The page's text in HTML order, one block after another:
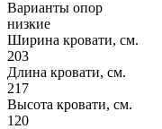
Варианты опор
низкие
Ширина кровати, см.
203
Длина кровати, см.
217
Высота кровати, см.
120